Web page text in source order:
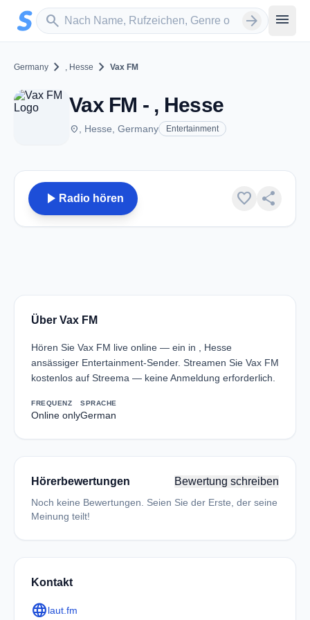
Zum Hauptinhalt springen
search
Sender suchen arrow_forward menu
Germany chevron_right , Hesse chevron_right Vax FM
Vax FM - , Hesse
place , Hesse, Germany Entertainment
play_arrow Radio hören favorite share
Über Vax FM
Hören Sie Vax FM live online — ein in , Hesse
ansässiger Entertainment-Sender. Streamen Sie Vax FM
kostenlos auf Streema — keine Anmeldung erforderlich.
FREQUENZ
Online only
SPRACHE
German
Hörerbewertungen Bewertung schreiben
Noch keine Bewertungen. Seien Sie der Erste, der seine
Meinung teilt!
Kontakt
languagelaut.fm